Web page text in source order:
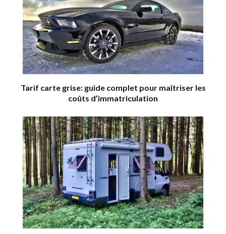
Tarif carte grise: guide complet pour maîtriser les
coûts d’immatriculation